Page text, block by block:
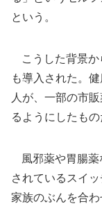
という。
こうした背景か
も導入された。
人が、一部の市
るようにしたもの
風邪薬や胃腸薬
されているスイ
家族のぶんを合